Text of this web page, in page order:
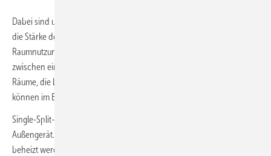
Dabei sind u. a. die Beschaffenheit der Gebäudehülle, die Raumgröße,
die Stärke der Sonneneinstrahlung oder auch die Art der
Raumnutzung zu berücksichtigen. Entscheidend für die Wahl
zwischen einem Single- oder Multi-Split-System ist die Anzahl der
Räume, die beheizt oder gekühlt werden sollen. Ein weiteres Kriterium
können im Bestand die Leitungswege sein.
Single-Split-Systeme bestehen aus einem Innengerät und einem
Außengerät. Sie sind dann sinnvoll, wenn nur ein einzelner Raum
beheizt werden soll, zum Beispiel ein neu ausgebautes Dachgeschoss.